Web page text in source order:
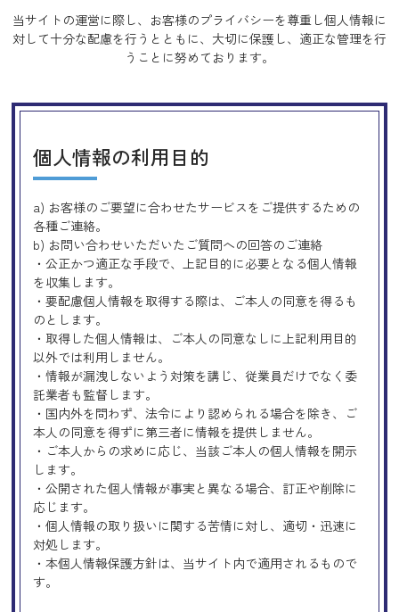
当サイトの運営に際し、お客様のプライバシーを尊重し個人情報に
対して十分な配慮を行うとともに、 大切に保護し、適正な管理を行
うことに努めております。
個人情報の利用目的
a) お客様のご要望に合わせたサービスをご提供するための
各種ご連絡。
b) お問い合わせいただいたご質問への回答のご連絡
・公正かつ適正な手段で、上記目的に必要となる個人情報
を収集します。
・要配慮個人情報を取得する際は、ご本人の同意を得るも
のとします。
・取得した個人情報は、ご本人の同意なしに上記利用目的
以外では利用しません。
・情報が漏洩しないよう対策を講じ、従業員だけでなく委
託業者も監督します。
・国内外を問わず、法令により認められる場合を除き、ご
本人の同意を得ずに第三者に情報を提供しません。
・ご本人からの求めに応じ、当該ご本人の個人情報を開示
します。
・公開された個人情報が事実と異なる場合、訂正や削除に
応じます。
・個人情報の取り扱いに関する苦情に対し、適切・迅速に
対処します。
・本個人情報保護方針は、当サイト内で適用されるもので
す。